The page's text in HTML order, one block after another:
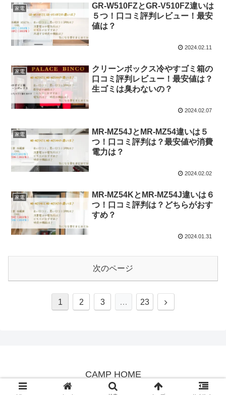
家電
GR-W510FZとGR-V510FZ違いは
５つ！口コミ評判レビュー！最安
値は？
2024.02.11
家電
クリーンボックス冷やすゴミ箱の
口コミ評判レビュー！最安値は？
生ゴミは臭わないの？
2024.02.07
家電
MR-MZ54JとMR-MZ54違いは５
つ！口コミ評判は？最安値や消費
電力は？
2024.02.02
家電
MR-MZ54KとMR-MZ54J違いは６
つ！口コミ評判は？どちらがおす
すめ？
2024.01.31
次のページ
1 2 3 … 23
次
CAMP HOME
© 2021 CAMP HOME.